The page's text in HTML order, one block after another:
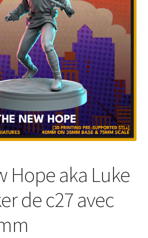
Hope aka Luke
de c27 avec